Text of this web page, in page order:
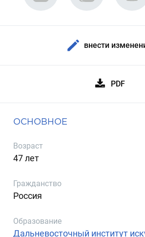
внести
PDF
ОСНОВНОЕ
Возраст
47 лет
Гражданство
Россия
Образование
Дальневосточный институт